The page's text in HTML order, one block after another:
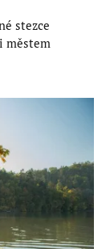
stezce
městem